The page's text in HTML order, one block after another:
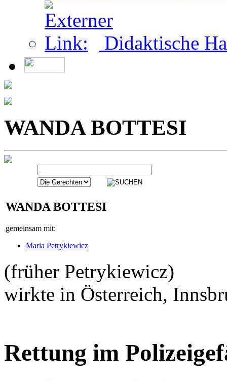
Die Holocaust-Doku
Texte für LehrerInnen
Zur Geschichte der
WANDA BOTTESI
gemeinsam mit:
(früher Petrykiewicz)
wirkte in Österreich,